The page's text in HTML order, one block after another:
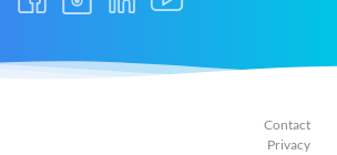
ons
ons
ons
ons
Contact
Privacy